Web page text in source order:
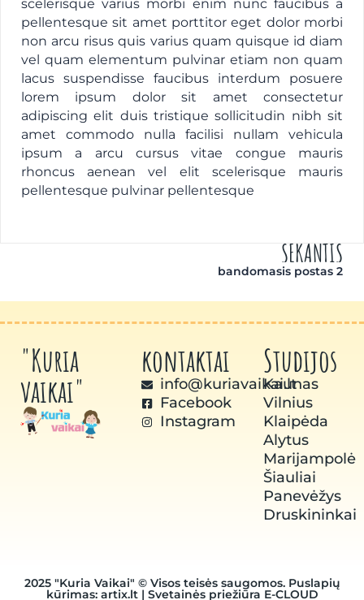
scelerisque varius morbi enim nunc faucibus a
pellentesque sit amet porttitor eget dolor morbi
non arcu risus quis varius quam quisque id diam
vel quam elementum pulvinar etiam non quam
lacus suspendisse faucibus interdum posuere
lorem ipsum dolor sit amet consectetur
adipiscing elit duis tristique sollicitudin nibh sit
amet commodo nulla facilisi nullam vehicula
ipsum a arcu cursus vitae congue mauris
rhoncus aenean vel elit scelerisque mauris
pellentesque pulvinar pellentesque
SEKANTIS
bandomasis postas 2
"Kuria
vaikai"
kontaktai
info@kuriavaikai.lt
Facebook
Instagram
Studijos
Kaunas
Vilnius
Klaipėda
Alytus
Marijampolė
Šiauliai
Panevėžys
Druskininkai
2025 "Kuria Vaikai" © Visos teisės saugomos. Puslapių
kūrimas: artix.lt| Svetainės priežiūra E-CLOUD